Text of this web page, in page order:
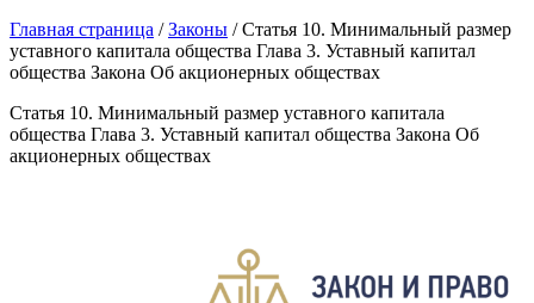
Главная страница /Законы /Статья 10. Минимальный размер
уставного капитала общества Глава 3. Уставный капитал
общества Закона Об акционерных обществах
Статья 10. Минимальный размер уставного капитала
общества Глава 3. Уставный капитал общества Закона Об
акционерных обществах